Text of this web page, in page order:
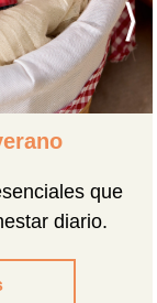
que
diario.
Next